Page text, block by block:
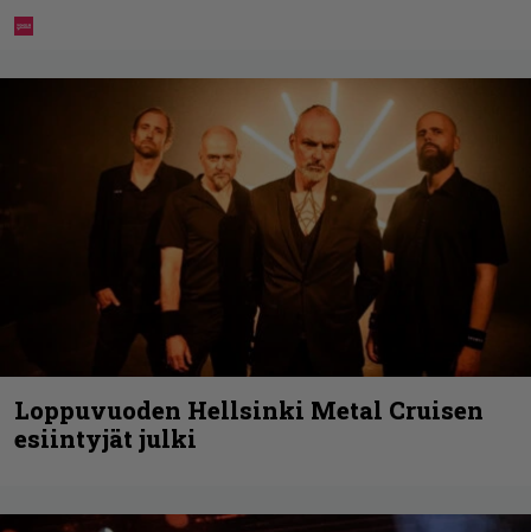
Loppuvuoden Hellsinki Metal Cruisen
esiintyjät julki